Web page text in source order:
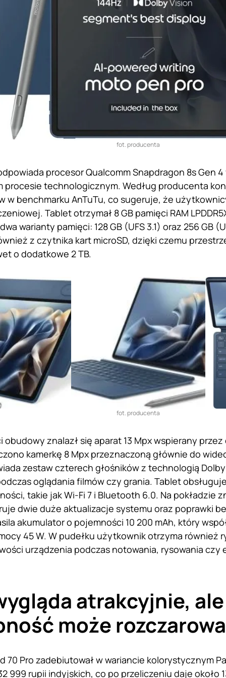
fot. producenta
procesor Qualcomm Snapdragon 8s Gen
procesie technologicznym. Według producenta
w benchmarku AnTuTu, co sugeruje, że
Tablet otrzymał 8 GB pamięci RAM
warianty pamięci: 128 GB (UFS 3.1) oraz 256 GB
z czytnika kart microSD, dzięki czemu
o dodatkowe 2 TB.
fot. producenta
obudowy znalazł się aparat 13 Mpx wspierany
kamerkę 8 Mpx przeznaczoną głównie do
zestaw czterech głośników z technologią
oglądania filmów czy grania. Tablet
takie jak Wi-Fi 7 i Bluetooth 6.0. Na pokładzie
dwie duże aktualizacje systemu oraz poprawki
akumulator o pojemności 10 200 mAh, który
45 W. W pudełku użytkownik otrzyma również
urządzenia podczas notowania, rysowania
atrakcyjnie, ale
może
70 Pro zadebiutował w wariancie kolorystycznym
999 rupii indyjskich, co po przeliczeniu daje około